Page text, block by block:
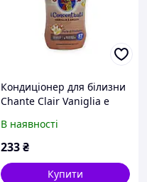
Кондиціонер для білизни
Chante Clair Vaniglia e
В наявності
233₴
Купити